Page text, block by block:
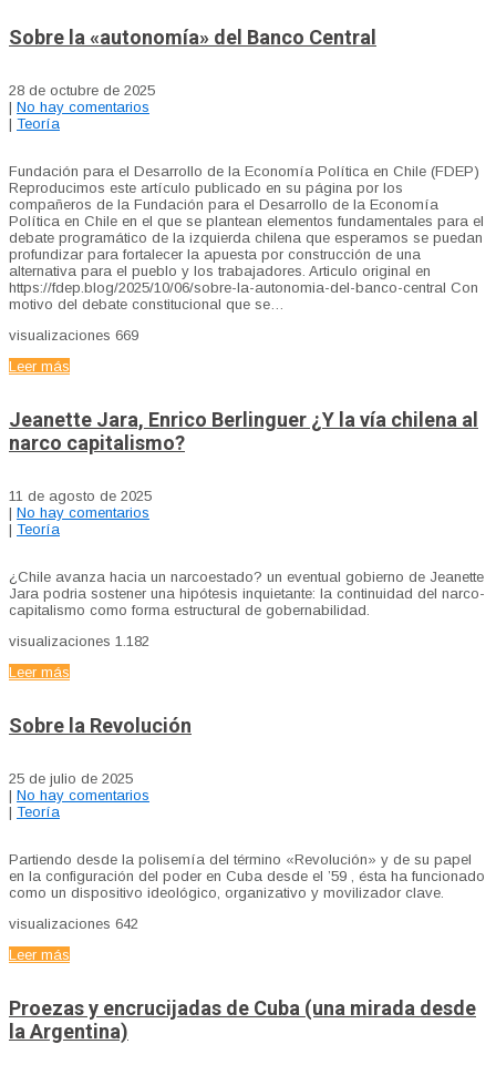
Sobre la «autonomía» del Banco Central
28 de octubre de 2025
| No hay comentarios
| Teoría
Fundación para el Desarrollo de la Economía Política en Chile (FDEP)
Reproducimos este artículo publicado en su página por los
compañeros de la Fundación para el Desarrollo de la Economía
Política en Chile en el que se plantean elementos fundamentales para el
debate programático de la izquierda chilena que esperamos se puedan
profundizar para fortalecer la apuesta por construcción de una
alternativa para el pueblo y los trabajadores. Articulo original en
https://fdep.blog/2025/10/06/sobre-la-autonomia-del-banco-central Con
motivo del debate constitucional que se…
visualizaciones 669
Leer más
Jeanette Jara, Enrico Berlinguer ¿Y la vía chilena al
narco capitalismo?
11 de agosto de 2025
| No hay comentarios
| Teoría
¿Chile avanza hacia un narcoestado? un eventual gobierno de Jeanette
Jara podria sostener una hipótesis inquietante: la continuidad del narco-
capitalismo como forma estructural de gobernabilidad.
visualizaciones 1.182
Leer más
Sobre la Revolución
25 de julio de 2025
| No hay comentarios
| Teoría
Partiendo desde la polisemía del término «Revolución» y de su papel
en la configuración del poder en Cuba desde el ’59 , ésta ha funcionado
como un dispositivo ideológico, organizativo y movilizador clave.
visualizaciones 642
Leer más
Proezas y encrucijadas de Cuba (una mirada desde
la Argentina)